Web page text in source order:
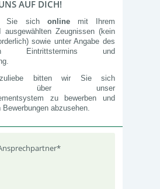
AUF DICH!
Sie sich onlinemit Ihrem
ausgewählten Zeugnissen (kein
sowie unter Angabe des
Eintrittstermins und
bitten wir Sie sich
über unser
zu bewerben und
abzusehen.